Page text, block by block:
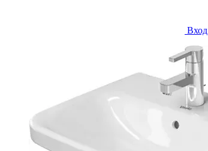
Вход